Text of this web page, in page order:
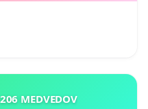
MEDVEDOV